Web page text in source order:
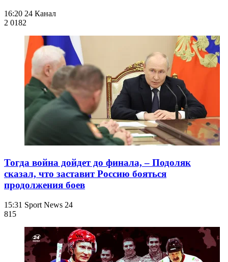
16:20 24 Канал
2 0182
Тогда война дойдет до финала, – Подоляк
сказал, что заставит Россию бояться
продолжения боев
15:31 Sport News 24
815